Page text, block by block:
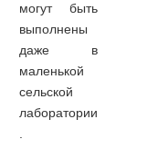
могут быть
выполнены
даже в
маленькой
сельской
лаборатории